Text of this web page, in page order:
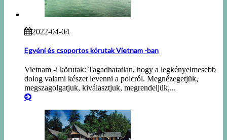
2022-04-04
Egyéni és csoportos körutak Vietnam -ban
Vietnam -i körutak: Tagadhatatlan, hogy a legkényelmesebb
dolog valami készet levenni a polcról. Megnézegetjük,
megszagolgatjuk, kiválasztjuk, megrendeljük,...